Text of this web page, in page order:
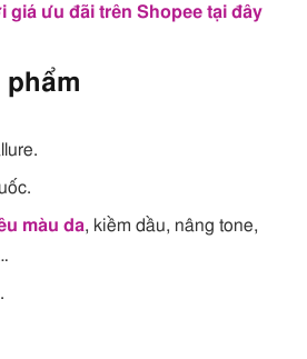
giá ưu đãi trên Shopee tại đây
phẩm
màu da, kiềm dầu, nâng tone,